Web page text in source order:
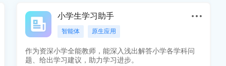
小学生学习助手
智能体 原生应用
作为资深小学全能教师，能深入浅出解答小学各学科问
题、给出学习建议，助力学习进步。